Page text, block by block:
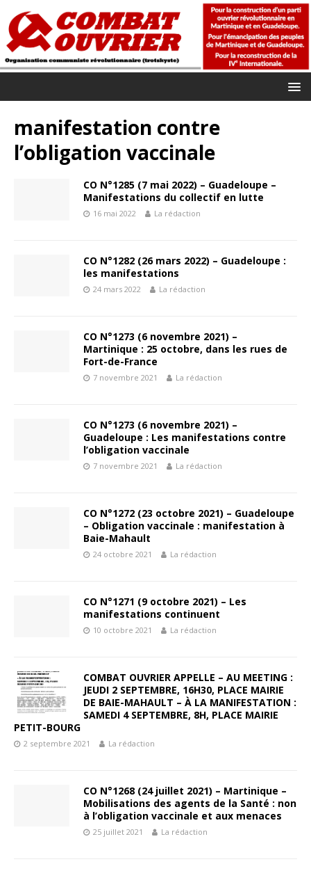
manifestation contre
l’obligation vaccinale
CO N°1285 (7 mai 2022) – Guadeloupe –
Manifestations du collectif en lutte
16 mai 2022 La rédaction
CO N°1282 (26 mars 2022) – Guadeloupe :
les manifestations
24 mars 2022 La rédaction
CO N°1273 (6 novembre 2021) –
Martinique : 25 octobre, dans les rues de
Fort-de-France
7 novembre 2021 La rédaction
CO N°1273 (6 novembre 2021) –
Guadeloupe : Les manifestations contre
l’obligation vaccinale
7 novembre 2021 La rédaction
CO N°1272 (23 octobre 2021) – Guadeloupe
– Obligation vaccinale : manifestation à
Baie-Mahault
24 octobre 2021 La rédaction
CO N°1271 (9 octobre 2021) – Les
manifestations continuent
10 octobre 2021 La rédaction
COMBAT OUVRIER APPELLE – AU MEETING :
JEUDI 2 SEPTEMBRE, 16H30, PLACE MAIRIE
DE BAIE-MAHAULT – À LA MANIFESTATION :
SAMEDI 4 SEPTEMBRE, 8H, PLACE MAIRIE
PETIT-BOURG
2 septembre 2021 La rédaction
CO N°1268 (24 juillet 2021) – Martinique –
Mobilisations des agents de la Santé : non
à l’obligation vaccinale et aux menaces
25 juillet 2021 La rédaction